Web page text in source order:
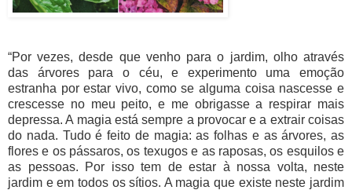
“Por vezes, desde que venho para o jardim, olho através
das árvores para o céu, e experimento uma emoção
estranha por estar vivo, como se alguma coisa nascesse e
crescesse no meu peito, e me obrigasse a respirar mais
depressa. A magia está sempre a provocar e a extrair coisas
do nada. Tudo é feito de magia: as folhas e as árvores, as
flores e os pássaros, os texugos e as raposas, os esquilos e
as pessoas. Por isso tem de estar à nossa volta, neste
jardim e em todos os sítios. A magia que existe neste jardim